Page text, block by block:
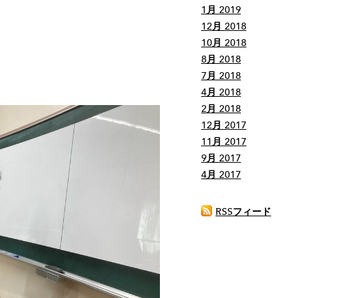
1月 2019
12月 2018
10月 2018
8月 2018
7月 2018
4月 2018
2月 2018
12月 2017
11月 2017
9月 2017
4月 2017
RSSフィード